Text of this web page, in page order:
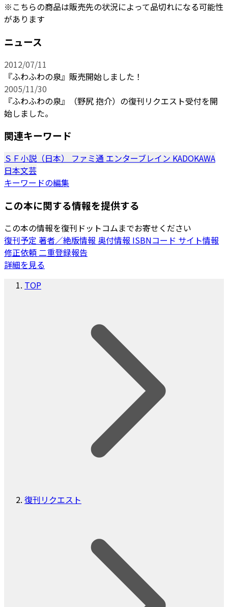
※こちらの商品は販売先の状況によって品切れになる可能性
があります
ニュース
2012/07/11
『ふわふわの泉』販売開始しました！
2005/11/30
『ふわふわの泉』（野尻 抱介）の復刊リクエスト受付を開
始しました。
関連キーワード
ＳＦ小説（日本） ファミ通 エンターブレイン KADOKAWA
日本文芸
キーワードの編集
この本に関する情報を提供する
この本の情報を復刊ドットコムまでお寄せください
復刊予定 著者／絶版情報 奥付情報 ISBNコード サイト情報
修正依頼 二重登録報告
詳細を見る
TOP
復刊リクエスト